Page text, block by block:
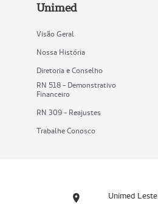
Unimed
Visão Geral
Nossa História
Diretoria e Conselho
RN 518 - Demonstrativo
Financeiro
RN 309 - Reajustes
Trabalhe Conosco
Unimed